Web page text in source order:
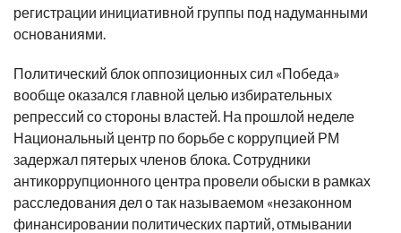
регистрации инициативной группы под надуманными
основаниями.
Политический блок оппозиционных сил «Победа»
вообще оказался главной целью избирательных
репрессий со стороны властей. На прошлой неделе
Национальный центр по борьбе с коррупцией РМ
задержал пятерых членов блока. Сотрудники
антикоррупционного центра провели обыски в рамках
расследования дел о так называемом «незаконном
финансировании политических партий, отмывании